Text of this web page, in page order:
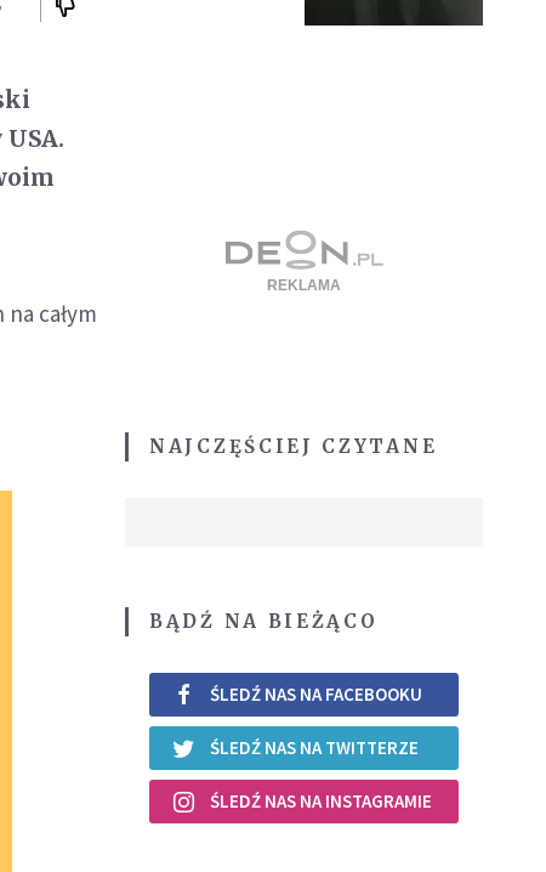
całym
NAJCZĘŚCIEJ CZYTANE
BĄDŹ NA BIEŻĄCO
ŚLEDŹ NAS NA FACEBOOKU
ŚLEDŹ NAS NA TWITTERZE
ŚLEDŹ NAS NA INSTAGRAMIE